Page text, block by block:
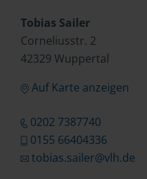
Tobias Sailer
Corneliusstr. 2
42329 Wuppertal
Auf Karte anzeigen
0202 7387740
0155 66404336
tobias.sailer@vlh.de